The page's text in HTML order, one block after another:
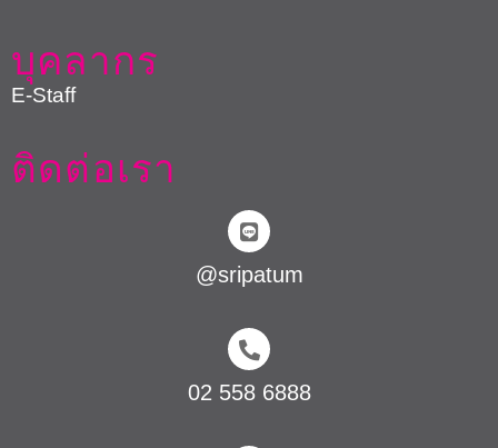
บุคลากร
E-Staff
ติดต่อเรา
@sripatum
02 558 6888